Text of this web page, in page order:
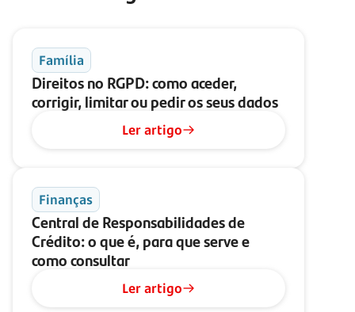
Família
Direitos no RGPD: como aceder,
corrigir, limitar ou pedir os seus dados
Ler artigo
Finanças
Central de Responsabilidades de
Crédito: o que é, para que serve e
como consultar
Ler artigo